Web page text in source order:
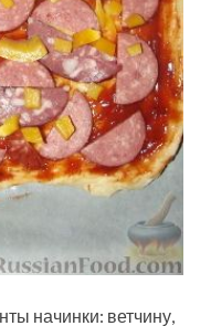
начинки: ветчину,